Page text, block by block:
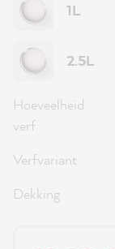
1L
2.5L
Hoeveelheid
verf
Verfvariant
Dekking